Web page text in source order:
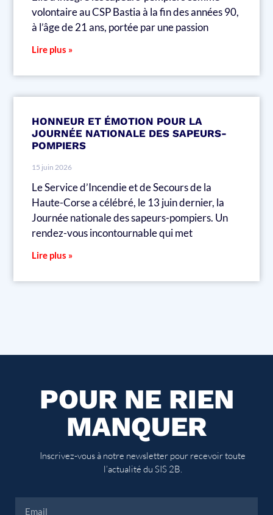
volontaire au CSP Bastia à la fin des années 90,
à l’âge de 21 ans, portée par une passion
Lire plus »
HONNEUR ET ÉMOTION POUR LA
JOURNÉE NATIONALE DES SAPEURS-
POMPIERS
15 juin 2026
Le Service d’Incendie et de Secours de la
Haute-Corse a célébré, le 13 juin dernier, la
Journée nationale des sapeurs-pompiers. Un
rendez-vous incontournable qui met
Lire plus »
POUR NE RIEN
MANQUER
Inscrivez-vous à notre newsletter pour recevoir toute
l’actualité du SIS 2B.